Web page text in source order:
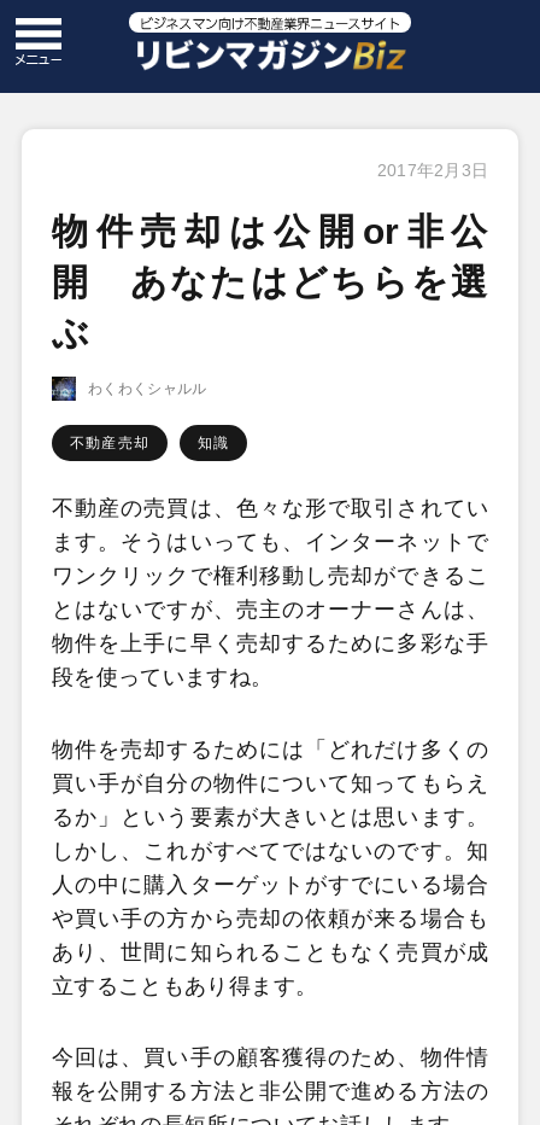
2017年2月3日
物件売却は公開or非公
開 あなたはどちらを選
ぶ
わくわくシャルル
不動産売却 知識
不動産の売買は、色々な形で取引されてい
ます。そうはいっても、インターネットで
ワンクリックで権利移動し売却ができるこ
とはないですが、売主のオーナーさんは、
物件を上手に早く売却するために多彩な手
段を使っていますね。
物件を売却するためには「どれだけ多くの
買い手が自分の物件について知ってもらえ
るか」という要素が大きいとは思います。
しかし、これがすべてではないのです。知
人の中に購入ターゲットがすでにいる場合
や買い手の方から売却の依頼が来る場合も
あり、世間に知られることもなく売買が成
立することもあり得ます。
今回は、買い手の顧客獲得のため、物件情
報を公開する方法と非公開で進める方法の